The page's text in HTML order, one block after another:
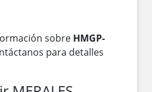
sobre HMGP-
para detalles